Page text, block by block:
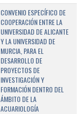
CONVENIO ESPECÍFICO DE
COOPERACIÓN ENTRE LA
UNIVERSIDAD DE ALICANTE
Y LA UNIVERSIDAD DE
MURCIA, PARA EL
DESARROLLO DE
PROYECTOS DE
INVESTIGACIÓN Y
FORMACIÓN DENTRO DEL
ÁMBITO DE LA
ACUARIOLOGÍA